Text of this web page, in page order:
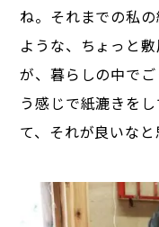
ね。それまでの私
ような、ちょっと
が、暮らしの中で
う感じで紙漉きを
て、それが良いなと